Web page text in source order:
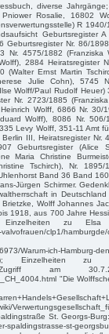
diverse
Rosalie, 16802
R
Geburtsregister
Geburtsregister Nr. 86/
Nr. 4575/1882 (Franziska
2884 Heiratsregister
Ernst Martin
Julie Cohn), 5745
Wolff/Paul Rudolf
Nr. 2723/1885
Wolff, 6866 Nr. 30/
Wolff), 8086 Nr. 506/
Levy Wolff, 351-11 Amt
III, Heiratsregister Nr.
Geburtsregister (Alice
Maria Christine
Tschirch), Nr.
Band 36 Band
Jürgen Schirmer.
in
Wolff Johannes
1918, aus 700 Jahre
zu Elsa
clp1/
Warum-ich-Hamburg-
Einzelheiten zu
(Zugriff am
"Die
St. Georgs-
spaldingstrasse-st-